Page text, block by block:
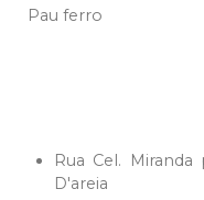
Pau ferro
Rua Cel.
D'areia